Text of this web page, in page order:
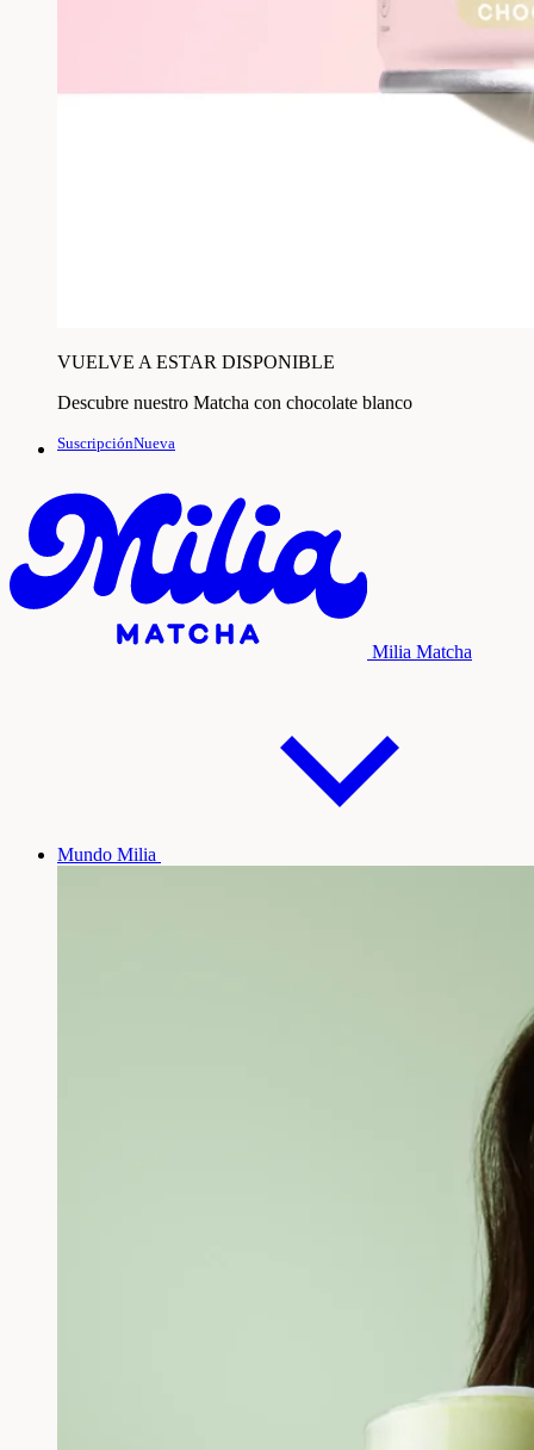
VUELVE A ESTAR DISPONIBLE
Descubre nuestro Matcha con chocolate blanco
SuscripciónNueva
Milia Matcha
Mundo Milia